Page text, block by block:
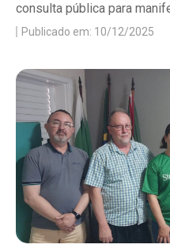
consulta pública para
Publicado em: 10/12/2025